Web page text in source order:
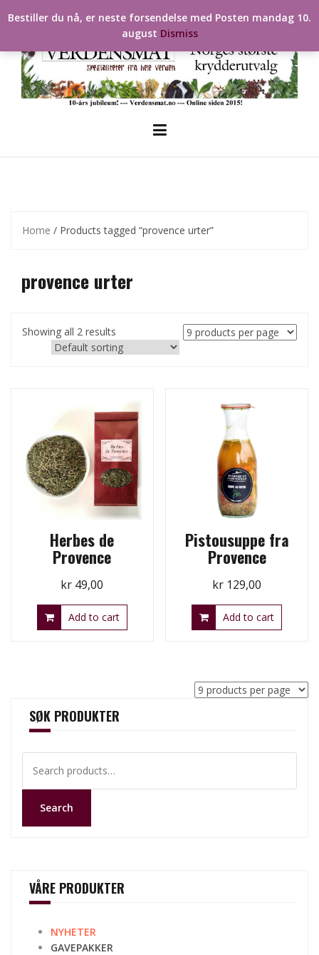
to
Home / Products tagged “provence urter”
provence urter
Showing all 2 results
Herbes de
Provence
kr 49,00
Add to cart
Pistousuppe fra
Provence
kr 129,00
Add to cart
SØK PRODUKTER
for:
Search
VÅRE PRODUKTER
NYHETER
GAVEPAKKER
Bestiller du nå, er neste forsendelse med Posten mandag 10.
august Dismiss